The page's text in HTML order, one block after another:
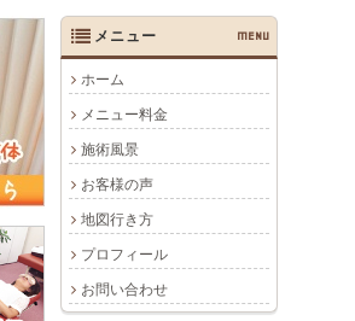
メニュー MENU
ホーム
メニュー料金
施術風景
お客様の声
地図行き方
プロフィール
お問い合わせ